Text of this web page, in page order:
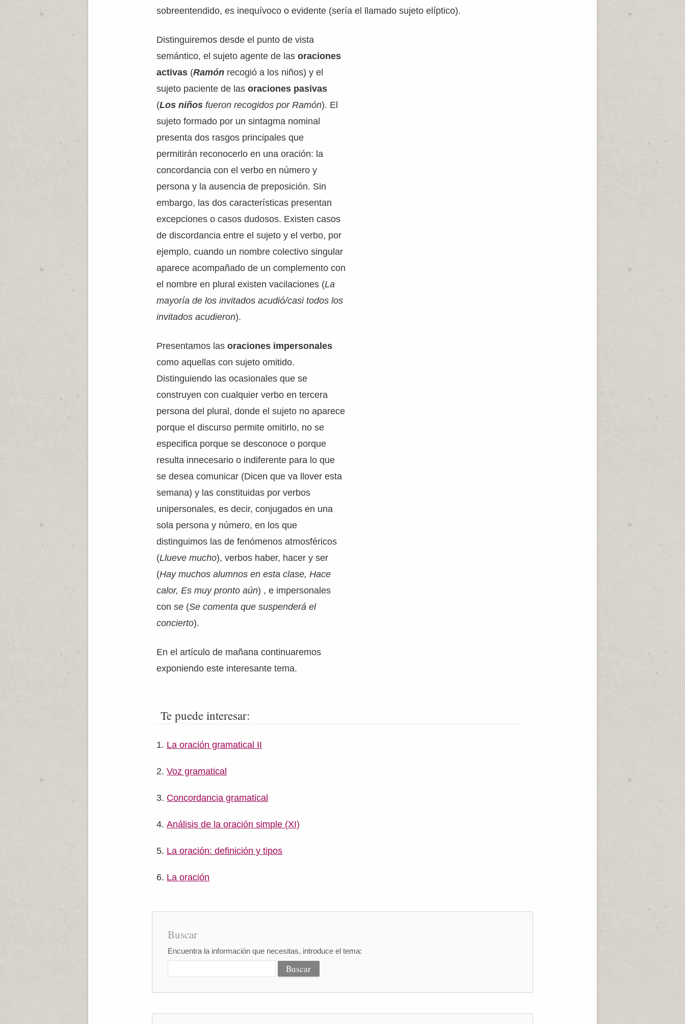
sobreentendido, es inequívoco o evidente (sería el llamado sujeto elíptico).
Distinguiremos desde el punto de vista
semántico, el sujeto agente de lasoraciones
activas (Ramón recogió a los niños) y el
sujeto paciente de lasoraciones pasivas
(Los niñosfueron recogidos por Ramón). El
sujeto formado por un sintagma nominal
presenta dos rasgos principales que
permitirán reconocerlo en una oración: la
concordancia con el verbo en número y
persona y la ausencia de preposición. Sin
embargo, las dos características presentan
excepciones o casos dudosos. Existen casos
de discordancia entre el sujeto y el verbo, por
ejemplo, cuando un nombre colectivo singular
aparece acompañado de un complemento con
el nombre en plural existen vacilaciones (La
mayoría de los invitados acudió/casi todos los
invitados acudieron).
Presentamos lasoraciones impersonales
como aquellas con sujeto omitido.
Distinguiendo las ocasionales que se
construyen con cualquier verbo en tercera
persona del plural, donde el sujeto no aparece
porque el discurso permite omitirlo, no se
especifica porque se desconoce o porque
resulta innecesario o indiferente para lo que
se desea comunicar (Dicen que va llover esta
semana) y las constituidas por verbos
unipersonales, es decir, conjugados en una
sola persona y número, en los que
distinguimos las de fenómenos atmosféricos
(Llueve mucho), verbos haber, hacer y ser
(Hay muchos alumnos en esta clase, Hace
calor, Es muy pronto aún) , e impersonales
conse (Se comenta que suspenderá el
concierto).
En el artículo de mañana continuaremos
exponiendo este interesante tema.
Te puede interesar:
La oración gramatical II
Voz gramatical
Concordancia gramatical
Análisis de la oración simple (XI)
La oración: definición y tipos
La oración
Buscar
Encuentra la información que necesitas, introduce el tema: